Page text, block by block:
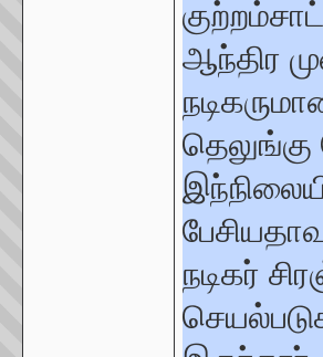
ஆந்திர
நடிகர்